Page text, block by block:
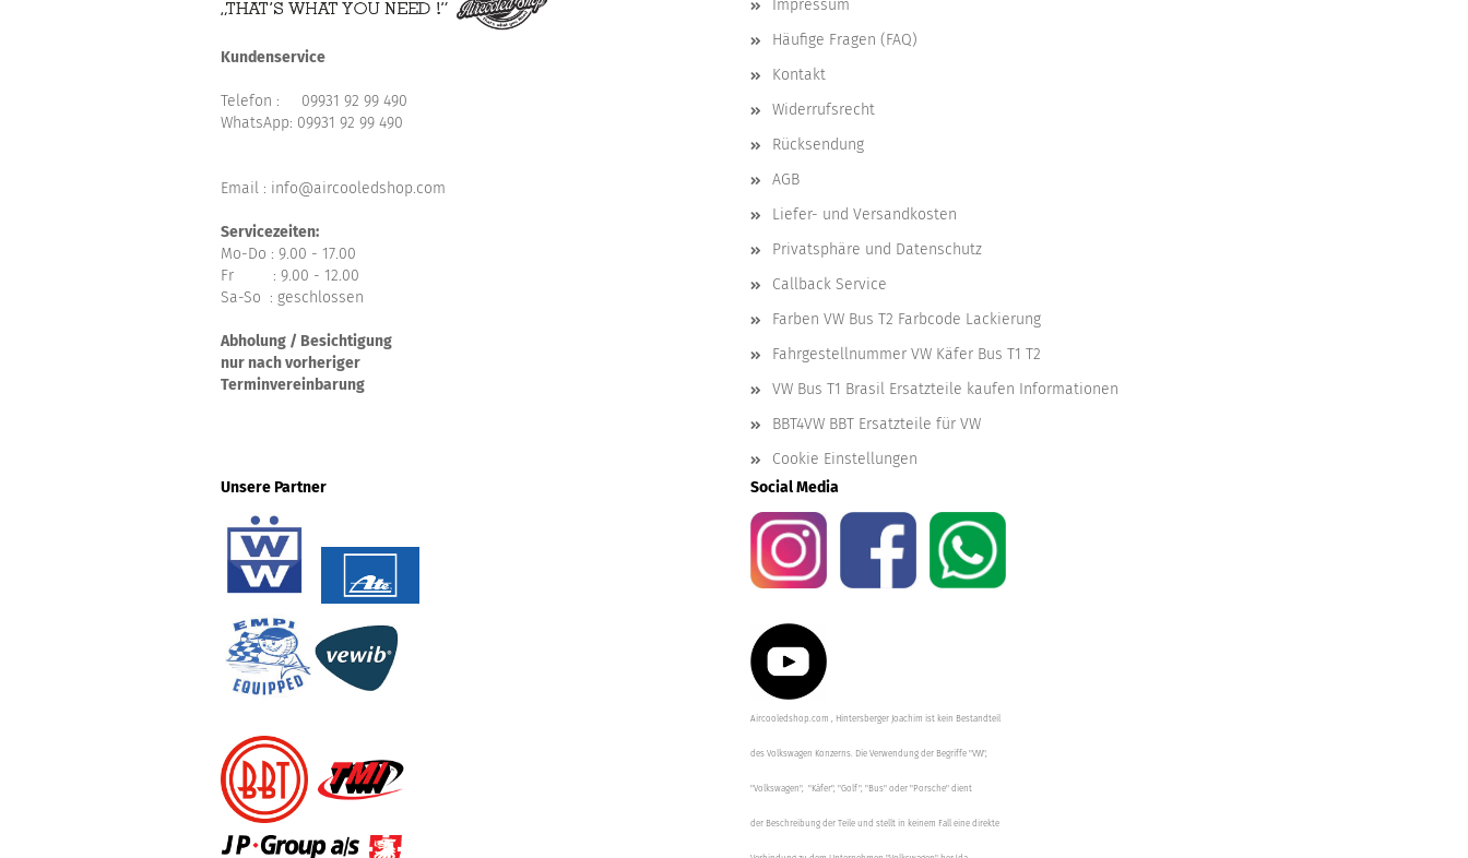
Kundenservice
Telefon : 09931 92 99 490
WhatsApp: 09931 92 99 490
Email : info@aircooledshop.com
Servicezeiten:
Mo-Do : 9.00 - 17.00
Fr : 9.00 - 12.00
Sa-So : geschlossen
Abholung / Besichtigung
nur nach vorheriger
Terminvereinbarung
Impressum
Häufige Fragen (FAQ)
Kontakt
Widerrufsrecht
Rücksendung
AGB
Liefer- und Versandkosten
Privatsphäre und Datenschutz
Callback Service
Farben VW Bus T2 Farbcode Lackierung
Fahrgestellnummer VW Käfer Bus T1 T2
VW Bus T1 Brasil Ersatzteile kaufen Informationen
BBT4VW BBT Ersatzteile für VW
Cookie Einstellungen
Unsere Partner
Social Media
Aircooledshop.com , Hintersberger Joachim ist kein Bestandteil
des Volkswagen Konzerns. Die Verwendung der Begriffe "VW",
"Volkswagen", "Käfer", "Golf", "Bus" oder "Porsche" dient
der Beschreibung der Teile und stellt in keinem Fall eine direkte